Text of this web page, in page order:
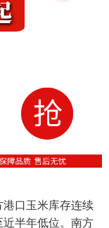
口玉米库存连续
半年低位。南方